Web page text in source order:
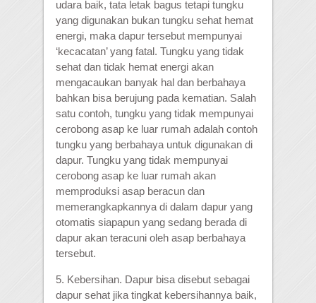
udara baik, tata letak bagus tetapi tungku
yang digunakan bukan tungku sehat hemat
energi, maka dapur tersebut mempunyai
‘kecacatan’ yang fatal. Tungku yang tidak
sehat dan tidak hemat energi akan
mengacaukan banyak hal dan berbahaya
bahkan bisa berujung pada kematian. Salah
satu contoh, tungku yang tidak mempunyai
cerobong asap ke luar rumah adalah contoh
tungku yang berbahaya untuk digunakan di
dapur. Tungku yang tidak mempunyai
cerobong asap ke luar rumah akan
memproduksi asap beracun dan
memerangkapkannya di dalam dapur yang
otomatis siapapun yang sedang berada di
dapur akan teracuni oleh asap berbahaya
tersebut.
5. Kebersihan. Dapur bisa disebut sebagai
dapur sehat jika tingkat kebersihannya baik,